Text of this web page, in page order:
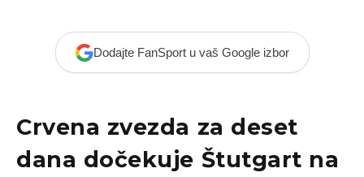
Dodajte FanSport u vaš Google izbor
Crvena zvezda za deset
dana dočekuje Štutgart na